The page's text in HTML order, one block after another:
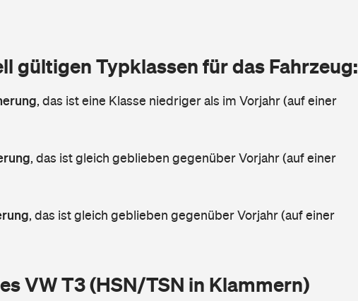
gültigen Typklassen für das Fahrzeug:
, das ist eine Klasse niedriger als im Vorjahr (auf einer
, das ist gleich geblieben gegenüber Vorjahr (auf einer
, das ist gleich geblieben gegenüber Vorjahr (auf einer
VW T3 (HSN/TSN in Klammern)